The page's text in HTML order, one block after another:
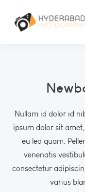
Nullam id dolor id
ipsum dolor sit
eu leo quam.
venenatis
consectetur
varius